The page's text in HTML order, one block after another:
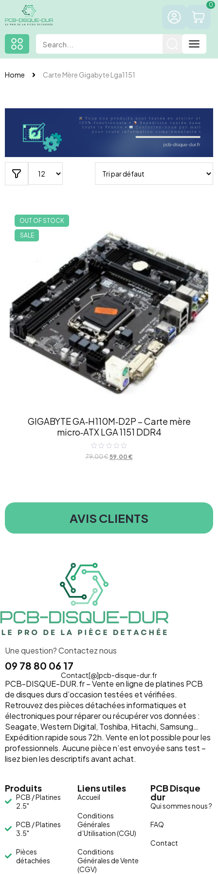
0
Home Carte Mère Gigabyte Lga1151
SALE
OUT OF STOCK
GIGABYTE GA‑H110M‑D2P – Carte mère
micro‑ATX LGA 1151 DDR4
Note
0
79,00€59,00 €
AVIS CLIENTS
Une question? Contactez nous
09 78 80 06 17
Contact[@]pcb-disque-dur.fr
PCB-DISQUE-DUR.fr – Vente en ligne de platines PCB
de disques durs d’occasion testées et vérifiées.
Retrouvez des pièces détachées informatiques et
électroniques pour réparer ou récupérer vos données :
Seagate, Western Digital, Toshiba, Hitachi, Samsung…
Expédition rapide sous 72h. Vente en lot possible pour les
professionnels. Aucune pièce n’est envoyée sans test –
lisez bien les descriptifs avant achat.
Produits
PCB / Platines
2.5"
PCB / Platines
3.5"
Pièces
détachées
Liens utiles
Accueil
Conditions
Générales
d’Utilisation (CGU)
Conditions
Générales de Vente
(CGV)
PCB Disque
dur
Qui sommes nous ?
FAQ
Contact